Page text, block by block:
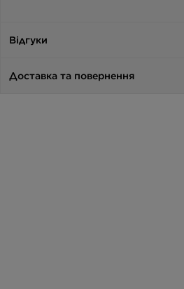
Відгуки
Доставка та повернення